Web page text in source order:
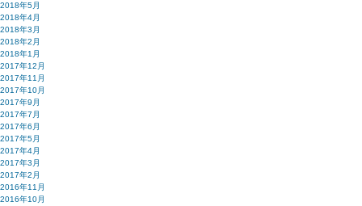
2018年5月
2018年4月
2018年3月
2018年2月
2018年1月
2017年12月
2017年11月
2017年10月
2017年9月
2017年7月
2017年6月
2017年5月
2017年4月
2017年3月
2017年2月
2016年11月
2016年10月